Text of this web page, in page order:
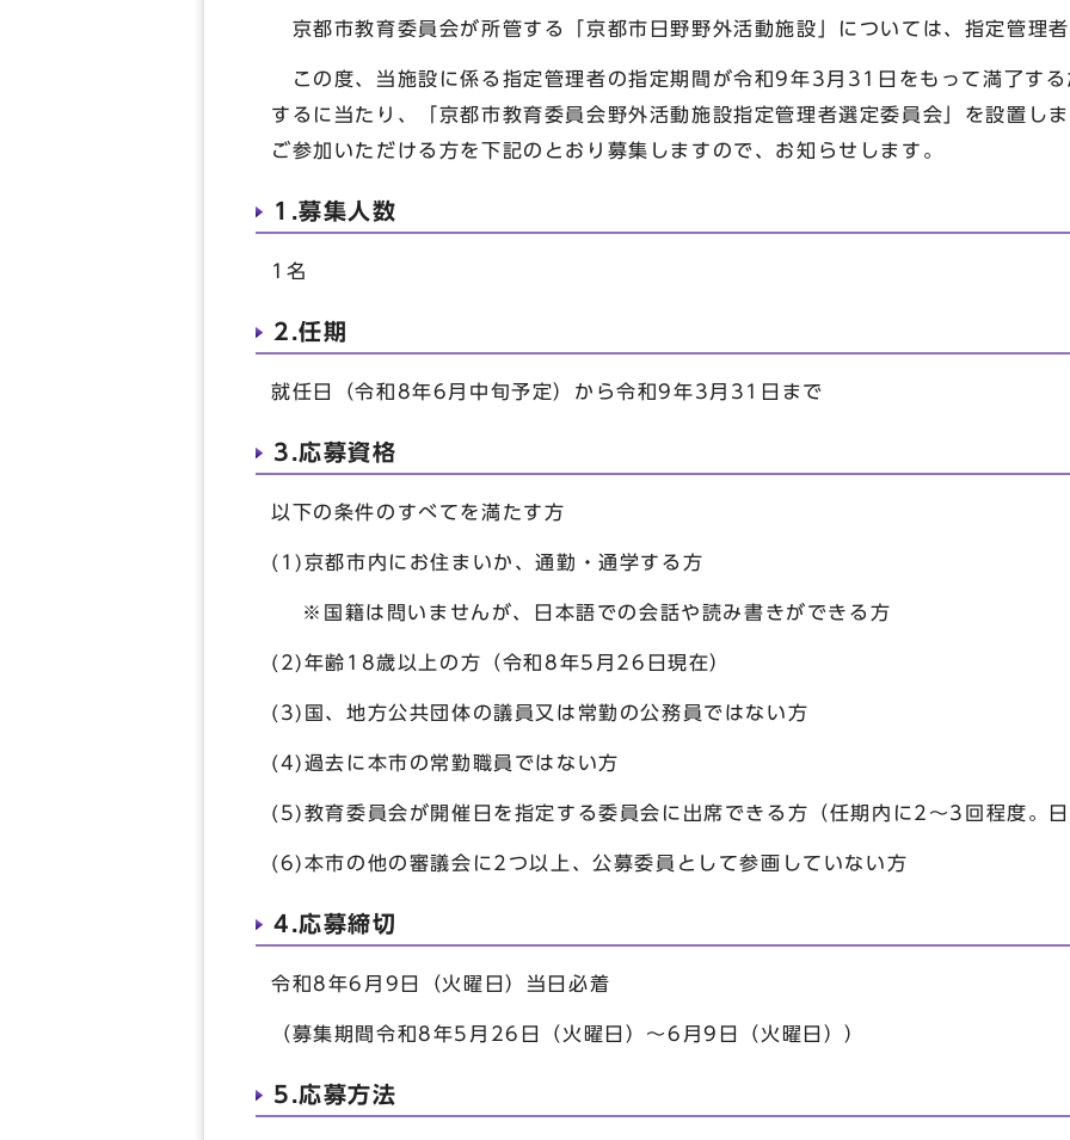
京都市教育委員会が所管する「京都市日野野外活動施設」については、指定管理
この度、当施設に係る指定管理者の指定期間が令和9年3月31日をもって満了す
するに当たり、「京都市教育委員会野外活動施設指定管理者選定委員会」を設置し
ご参加いただける方を下記のとおり募集しますので、お知らせします。
1.募集人数
1名
2.任期
就任日（令和8年6月中旬予定）から令和9年3月31日まで
3.応募資格
以下の条件のすべてを満たす方
(1)京都市内にお住まいか、通勤・通学する方
※国籍は問いませんが、日本語での会話や読み書きができる方
(2)年齢18歳以上の方（令和8年5月26日現在）
(3)国、地方公共団体の議員又は常勤の公務員ではない方
(4)過去に本市の常勤職員ではない方
(5)教育委員会が開催日を指定する委員会に出席できる方（任期内に2～3回程度。
(6)本市の他の審議会に2つ以上、公募委員として参画していない方
4.応募締切
令和8年6月9日（火曜日）当日必着
（募集期間令和8年5月26日（火曜日）～6月9日（火曜日））
5.応募方法